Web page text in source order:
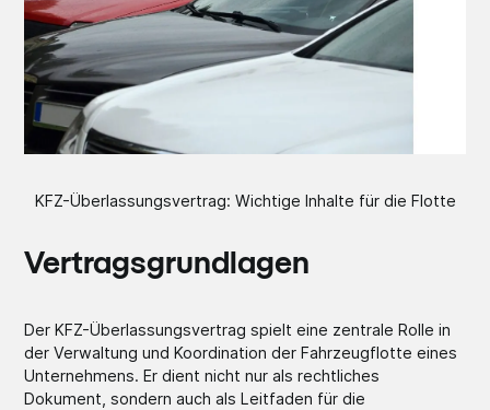
KFZ-Überlassungsvertrag: Wichtige Inhalte für die Flotte
Vertragsgrundlagen
Der KFZ-Überlassungsvertrag spielt eine zentrale Rolle in
der Verwaltung und Koordination der Fahrzeugflotte eines
Unternehmens. Er dient nicht nur als rechtliches
Dokument, sondern auch als Leitfaden für die